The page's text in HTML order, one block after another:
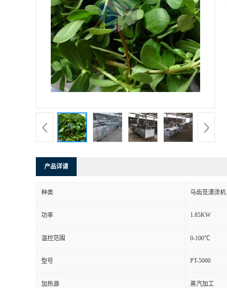
产品详请
种类 马齿苋漂烫机
功率 1.85KW
温控范围 0-100℃
型号 PT-5000
加热源 蒸汽加工